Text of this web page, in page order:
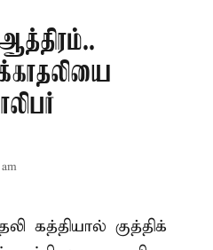
கத்தியால் குத்திக்